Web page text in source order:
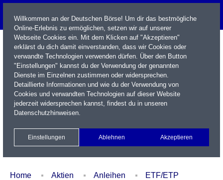
Name / WKN / ISIN / Kürzel
Xetra Realtime
Watchlist Portfolio Login
Home Aktien Anleihen
ETF/ETP
Willkommen an der Deutschen Börse! Um dir das bestmögliche
Online-Erlebnis zu ermöglichen, setzen wir auf unserer
Webseite Cookies ein. Mit dem Klicken auf "Akzeptieren"
erklärst du dich damit einverstanden, dass wir Cookies oder
verwandte Technologien verwenden dürfen. Über den Button
"Einstellungen" kannst du der Verwendung der genannten
Dienste im Einzelnen zustimmen oder widersprechen.
Detaillierte Informationen und wie du der Verwendung von
Cookies und verwandten Technologien auf dieser Website
jederzeit widersprechen kannst, findest du in unseren
Datenschutzhinweisen.
Einstellungen Ablehnen Akzeptieren